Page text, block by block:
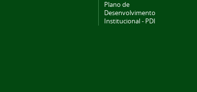
Plano de
Desenvolvimento
Institucional - PDI